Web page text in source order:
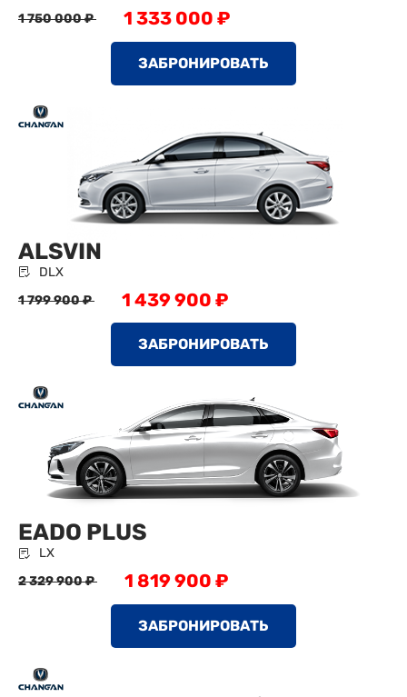
1 750 000 ₽
1 333 000 ₽
ЗАБРОНИРОВАТЬ
ALSVIN
DLX
1 799 900 ₽
1 439 900 ₽
ЗАБРОНИРОВАТЬ
EADO PLUS
LX
2 329 900 ₽
1 819 900 ₽
ЗАБРОНИРОВАТЬ